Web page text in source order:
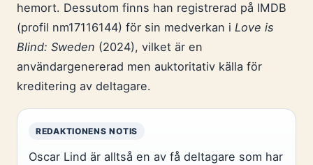
hemort. Dessutom finns han registrerad på IMDB
(profil nm17116144) för sin medverkan i Love is
Blind: Sweden (2024), vilket är en
användargenererad men auktoritativ källa för
kreditering av deltagare.
REDAKTIONENS NOTIS
Oscar Lind är alltså en av få deltagare som har